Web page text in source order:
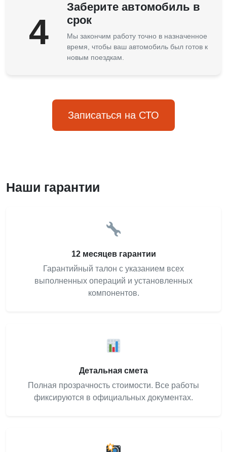
4
Заберите автомобиль в
срок
Мы закончим работу точно в назначенное
время, чтобы ваш автомобиль был готов к
новым поездкам.
Записаться на СТО
Наши гарантии
12 месяцев гарантии
Гарантийный талон с указанием всех
выполненных операций и установленных
компонентов.
Детальная смета
Полная прозрачность стоимости. Все работы
фиксируются в официальных документах.